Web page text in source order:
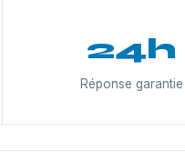
24h
Réponse garantie